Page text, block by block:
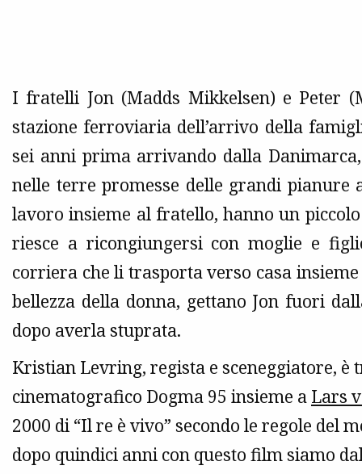
I fratelli Jon (Madds Mikkelsen) e Peter
stazione ferroviaria dell’arrivo della
sei anni prima arrivando dalla
nelle terre promesse delle grandi pianure
lavoro insieme al fratello, hanno un
riesce a ricongiungersi con moglie e
corriera che li trasporta verso casa
bellezza della donna, gettano Jon fuori
dopo averla stuprata.
Kristian Levring, regista e sceneggiatore,
cinematografico Dogma 95 insieme a Lars
2000 di “Il re è vivo” secondo le regole del
dopo quindici anni con questo film siamo